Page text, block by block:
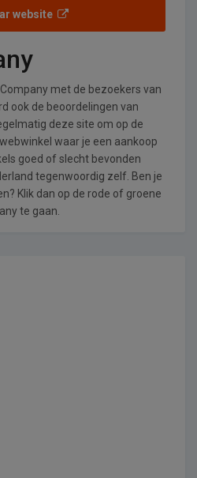
website
met de bezoekers van
ook de beoordelingen van
deze site om op de
waar je een aankoop
goed of slecht bevonden
tegenwoordig zelf. Ben je
Klik dan op de rode of groene
te gaan.